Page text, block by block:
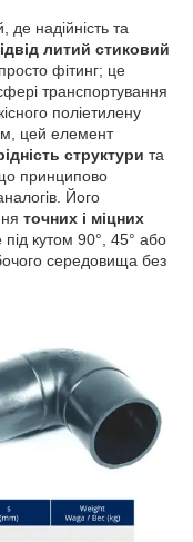
де надійність та
литий стиковий
фітинг; це
транспортування
поліетилену
цей елемент
структури та
принципово
Його
точних і міцних
під кутом 90°, 45° або
середовища без